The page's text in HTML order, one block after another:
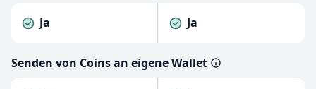
Ja Ja
Senden von Coins an eigene Wallet